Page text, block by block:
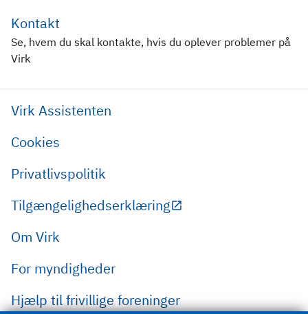
Kontakt
Se, hvem du skal kontakte, hvis du oplever problemer på
Virk
Virk Assistenten
Cookies
Privatlivspolitik
Tilgængelighedserklæring
Om Virk
For myndigheder
Hjælp til frivillige foreninger